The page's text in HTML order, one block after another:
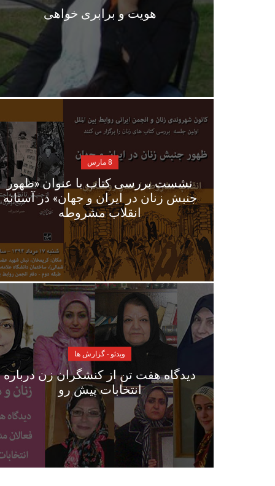
هویت و برابری خواهی
8 مارس
نشست بررسی کتاب با عنوان «ظهور
جنبش زنان در ایران و جهان» در آستانه
انقلاب مشروطه
ویدئو - گزارش ها
دیدگاه هفت تن از کنشگران زن درباره
انتخابات پیش رو